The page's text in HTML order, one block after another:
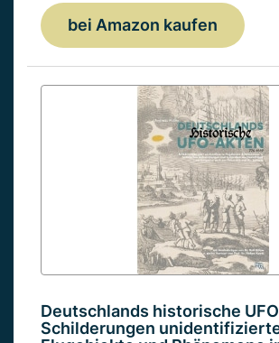
bei Amazon kaufen
Deutschlands historische
Schilderungen